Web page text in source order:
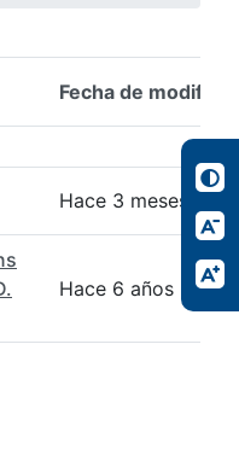
Fecha de
Hace 3 meses
Hace 6 años